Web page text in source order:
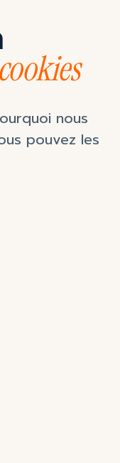
cookies
nous
pouvez les